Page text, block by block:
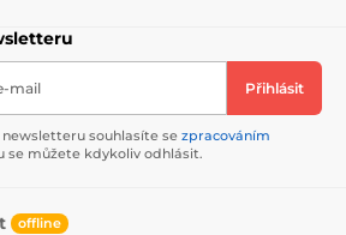
mail Přihlásit
souhlasíte se zpracováním
se můžete kdykoliv odhlásit.
offline